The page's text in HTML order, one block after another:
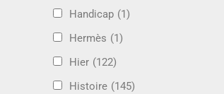
Handicap (1)
Hermès (1)
Hier (122)
Histoire (145)